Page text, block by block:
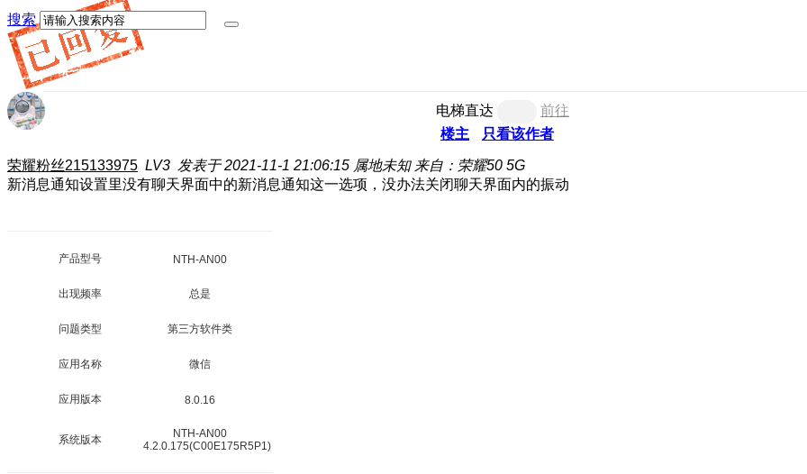
搜索
电梯直达
前往
楼主
只看该作者
荣耀粉丝215133975 LV3 发表于 2021-11-1 21:06:15 属地未知 来自：荣耀50 5G
新消息通知设置里没有聊天界面中的新消息通知这一选项，没办法关闭聊天界面内的振动
产品型号 NTH-AN00
出现频率 总是
问题类型 第三方软件类
应用名称 微信
应用版本 8.0.16
系统版本
NTH-AN00
4.2.0.175(C00E175R5P1)